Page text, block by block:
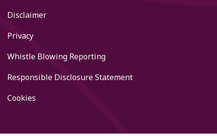
Disclaimer
Privacy
Whistle Blowing Reporting
Responsible Disclosure Statement
Cookies